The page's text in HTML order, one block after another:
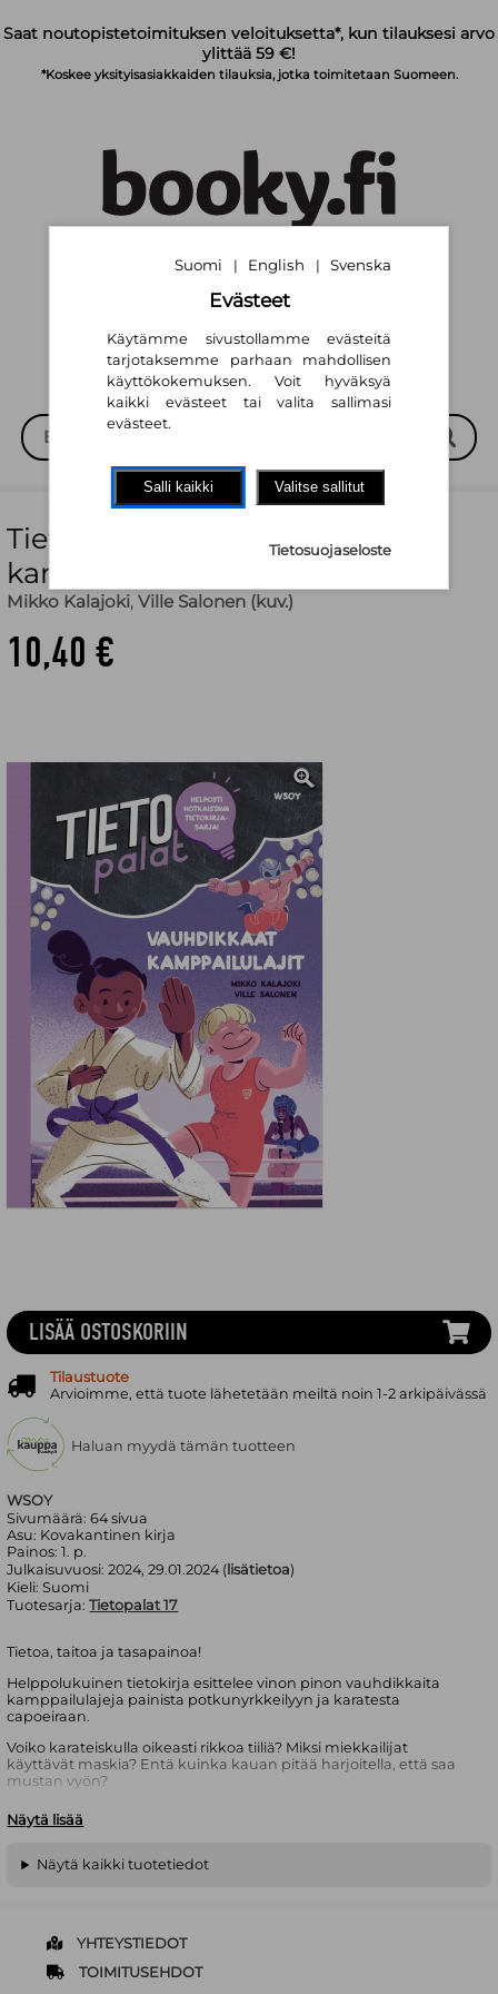
Saat noutopistetoimituksen veloituksetta*, kun tilauksesi arvo
ylittää 59 €!
*Koskee yksityisasiakkaiden tilauksia, jotka toimitetaan Suomeen.
Suomi | English | Svenska
Tietopalat: Vauhdikkaat
kamppailulajit
Mikko Kalajoki,Ville Salonen (kuv.)
10,40 €
WSOY
Sivumäärä:64sivua
Asu: Kovakantinen kirja
Painos:1. p.
Julkaisuvuosi:2024, 29.01.2024 ( lisätietoa)
Kieli:Suomi
Tuotesarja: Tietopalat 17
Tietoa, taitoa ja tasapainoa!
Helppolukuinen tietokirja esittelee vinon pinon vauhdikkaita
kamppailulajeja painista potkunyrkkeilyyn ja karatesta
capoeiraan.
Voiko karateiskulla oikeasti rikkoa tiiliä? Miksi miekkailijat
käyttävät maskia? Entä kuinka kauan pitää harjoitella, että saa
mustan vyön?
Ihmiset ovat aina kamppailleet keskenään – leikillään tai
tosimielellä. Tämä hauskasti kuvitettu kirja kertoo monta
historiasta eri puolilta maailmaa. Suositun sarjan uusimman osan
tuhti tieto tarttuu lukijaan kuin judoka vastustajaansa!
ilmeikkäistä hahmokuvituksistaan ja kauniista värinkäytöstään.
Näytä lisää
LISÄÄ OSTOSKORIIN
Tilaustuote
Arvioimme, että tuote lähetetään meiltä noin 1-2 arkipäivässä
Haluan myydä tämän tuotteen
Näytä kaikki tuotetiedot
YHTEYSTIEDOT
TOIMITUSEHDOT
Suomi | English | Svenska
Evästeet
Käytämme sivustollamme evästeitä
tarjotaksemme parhaan mahdollisen
käyttökokemuksen. Voit hyväksyä
kaikki evästeet tai valita sallimasi
evästeet.
Salli kaikki Valitse sallitut
Tietosuojaseloste